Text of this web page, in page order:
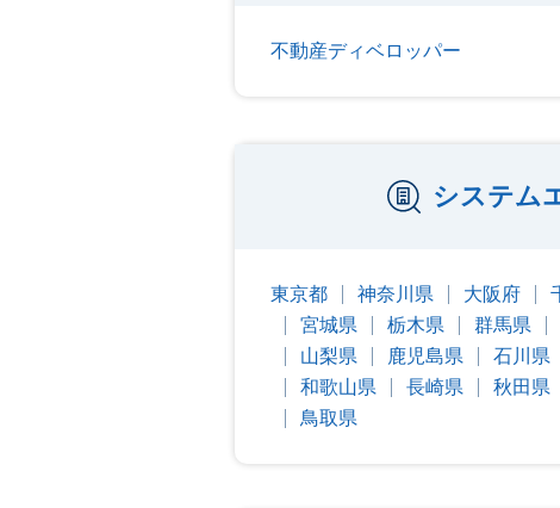
不動産ディベロッパー
システム
東京都 神奈川県 大阪府
宮城県
栃木県 群馬県
山梨県
鹿児島県 石川県
和歌山県
長崎県 秋田県
鳥取県